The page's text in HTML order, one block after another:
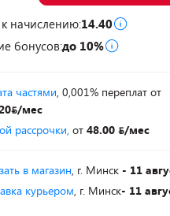
начислению:14.40
бонусов:до 10%
частями, 0,001% переплат от
/мес
рассрочки, от 48.00 /мес
в магазин, г. Минск - 11
курьером, г. Минск- 11